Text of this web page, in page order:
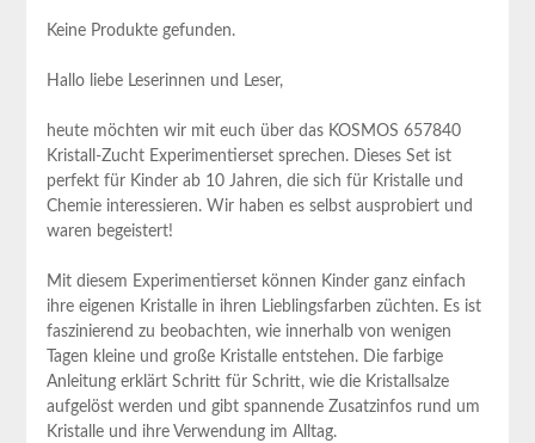
Keine Produkte gefunden.
Hallo liebe Leserinnen und Leser,
heute‌ möchten wir mit euch über das ⁢KOSMOS 657840
Kristall-Zucht Experimentierset sprechen. ‌Dieses Set ist
‍perfekt für Kinder ab 10 ‌Jahren, die ‌sich für Kristalle und
Chemie interessieren. Wir haben es selbst ausprobiert und
waren begeistert!
Mit diesem Experimentierset können Kinder ganz einfach
ihre eigenen Kristalle in ihren Lieblingsfarben züchten. Es ist
faszinierend zu beobachten, wie innerhalb von wenigen
Tagen kleine und große Kristalle entstehen. Die ⁤farbige
Anleitung erklärt Schritt für Schritt, wie die Kristallsalze​
aufgelöst werden und gibt spannende Zusatzinfos rund um
Kristalle und ihre Verwendung ⁢im Alltag.